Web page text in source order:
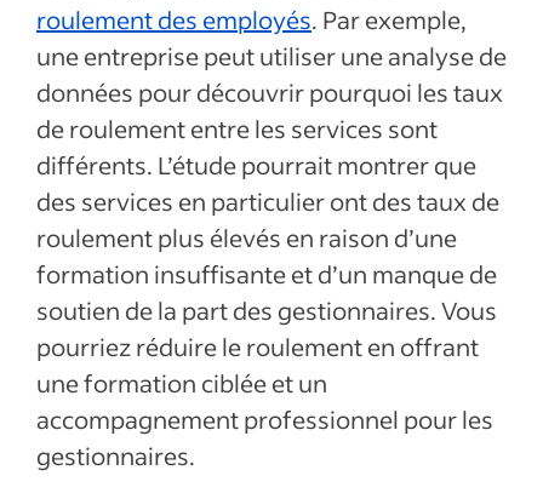
roulement des employés. Par exemple,
une entreprise peut utiliser une analyse de
données pour découvrir pourquoi les taux
de roulement entre les services sont
différents. L’étude pourrait montrer que
des services en particulier ont des taux de
roulement plus élevés en raison d’une
formation insuffisante et d’un manque de
soutien de la part des gestionnaires. Vous
pourriez réduire le roulement en offrant
une formation ciblée et un
accompagnement professionnel pour les
gestionnaires.